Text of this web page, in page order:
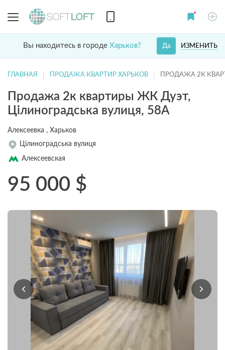
Вы находитесь в городе Харьков? ИЗМЕНИТЬ
Да
ГЛАВНАЯ ПРОДАЖА КВАРТИР ХАРЬКОВ ПРОДАЖА 2К
Продажа 2к квартиры ЖК Дуэт,
Цілиноградська вулиця, 58А
Алексеевка , Харьков
Цілиноградська вулиця
Алексеевская
95 000 $